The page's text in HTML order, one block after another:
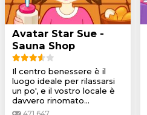
Avatar Star Sue -
Sauna Shop
Il centro benessere è il
luogo ideale per rilassarsi
un po', e il vostro locale è
davvero rinomato...